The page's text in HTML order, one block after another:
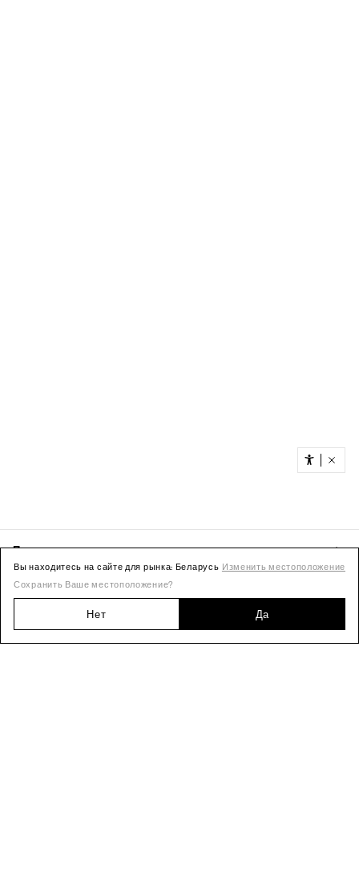
Вы находитесь на сайте для рынка: Беларусь Изменить местоположение
Сохранить Ваше местоположение?
Нет Да